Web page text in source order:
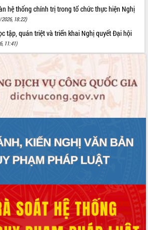
hệ thống chính trị trong tổ chức thực hiện Nghị
18:22)
tập, quán triệt và triển khai Nghị quyết Đại hội
11:41)